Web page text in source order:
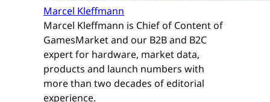
Marcel Kleffmann
Marcel Kleffmann is Chief of Content of
GamesMarket and our B2B and B2C
expert for hardware, market data,
products and launch numbers with
more than two decades of editorial
experience.